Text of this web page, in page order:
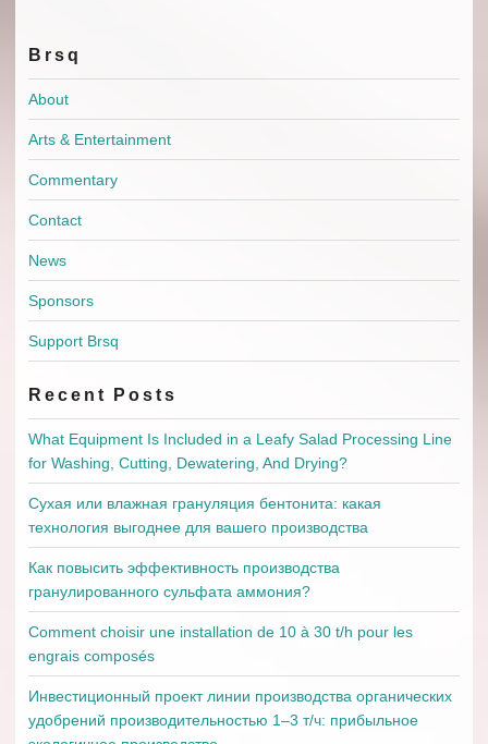
Brsq
About
Arts & Entertainment
Commentary
Contact
News
Sponsors
Support Brsq
Recent Posts
What Equipment Is Included in a Leafy Salad Processing Line
for Washing, Cutting, Dewatering, And Drying?
Сухая или влажная грануляция бентонита: какая
технология выгоднее для вашего производства
Как повысить эффективность производства
гранулированного сульфата аммония?
Comment choisir une installation de 10 à 30 t/h pour les
engrais composés
Инвестиционный проект линии производства органических
удобрений производительностью 1–3 т/ч: прибыльное